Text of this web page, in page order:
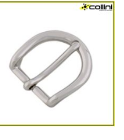
DESIDERI